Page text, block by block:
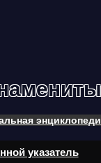
указатель